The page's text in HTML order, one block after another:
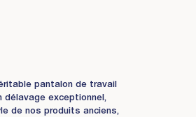
pantalon de travail
délavage exceptionnel,
de nos produits anciens,